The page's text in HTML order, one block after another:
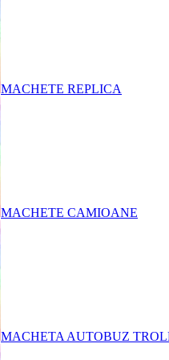
MACHETE REPLICA
MACHETE CAMIOANE
MACHETA AUTOBUZ